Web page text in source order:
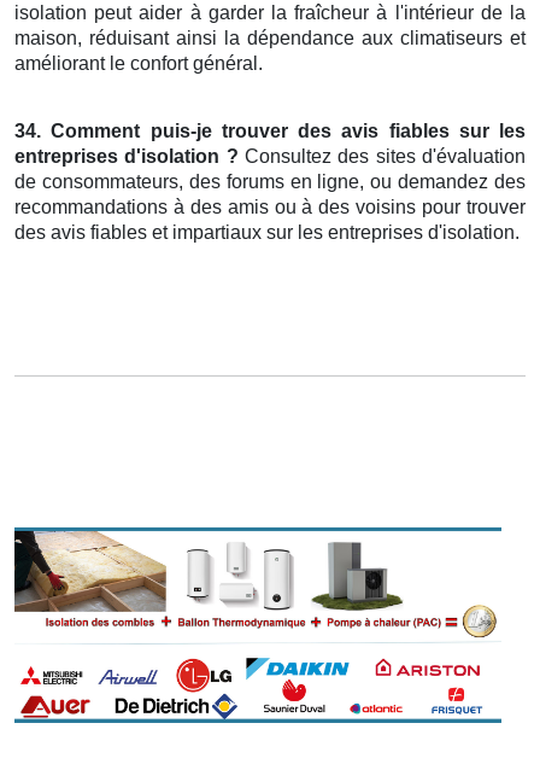
isolation peut aider à garder la fraîcheur à l'intérieur de la
maison, réduisant ainsi la dépendance aux climatiseurs et
améliorant le confort général.
34. Comment puis-je trouver des avis fiables sur les
entreprises d'isolation ? Consultez des sites d'évaluation
de consommateurs, des forums en ligne, ou demandez des
recommandations à des amis ou à des voisins pour trouver
des avis fiables et impartiaux sur les entreprises d'isolation.